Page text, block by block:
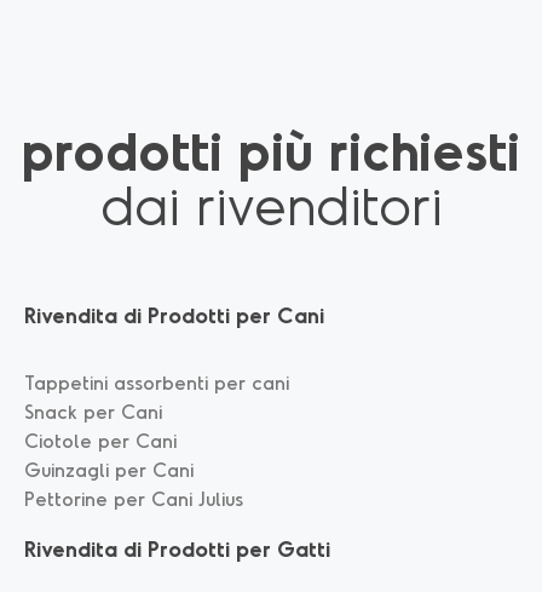
prodotti più richiesti
dai rivenditori
Rivendita di Prodotti per Cani
Tappetini assorbenti per cani
Snack per Cani
Ciotole per Cani
Guinzagli per Cani
Pettorine per Cani Julius
Rivendita di Prodotti per Gatti